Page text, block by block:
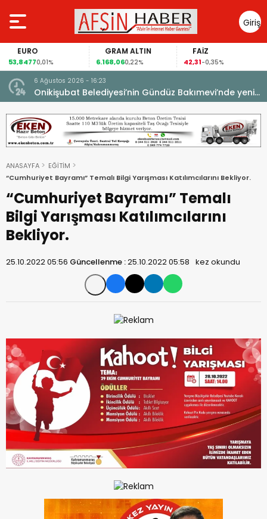
Giriş
Yap
EURO
53,84770,01%
GRAM ALTIN
6.168,060,22%
FAİZ
42,31-0,35%
6 Ağustos 2026 - 16:23
Onikişubat Belediyesi’nin Gündüz Bakımevi’nde yeni
dönemin ön kayıtları başladı.
ANASAYFA
EĞİTİM
“Cumhuriyet Bayramı” Temalı Bilgi Yarışması Katılımcılarını Bekliyor.
“Cumhuriyet Bayramı” Temalı
Bilgi Yarışması Katılımcılarını
Bekliyor.
25.10.2022 05:56 Güncellenme :25.10.2022 05:58 kez okundu